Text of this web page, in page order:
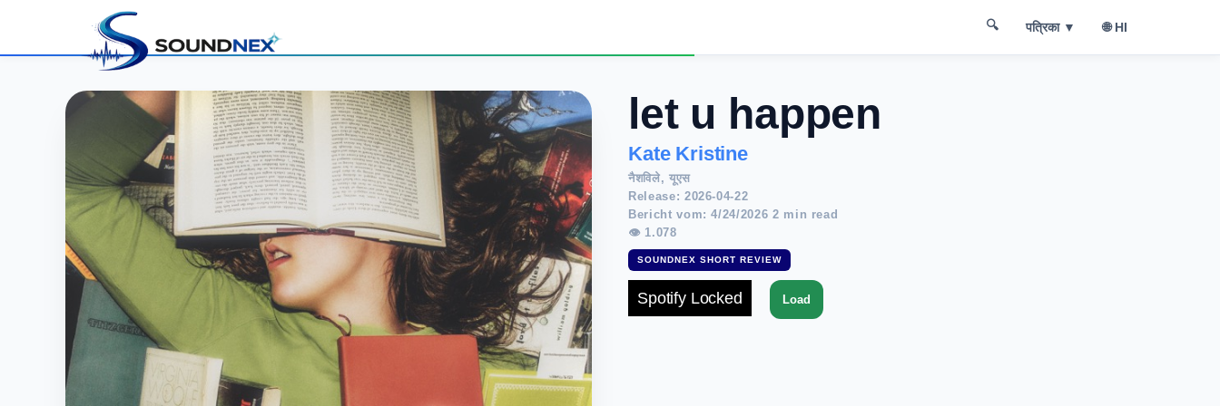
🔍 पत्रिका ▼ 🌐 HI
let u happen
Kate Kristine
नैशविले, यूएस
Release: 2026-04-22
Bericht vom: 4/24/2026 2 min read
👁 1.078
SOUNDNEX SHORT REVIEW
Spotify Locked Load